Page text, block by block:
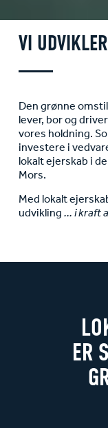
VI
Den grønne
lever, bor og
vores holdning.
investere i
lokalt ejerskab i
Mors.
Med lokalt
udvikling... i kraft
ER